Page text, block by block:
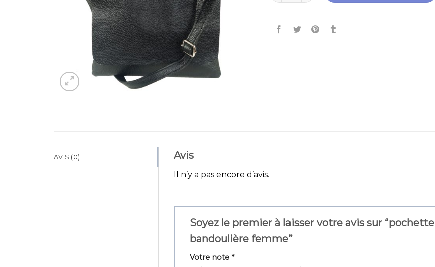
AVIS (0) Avis
Il n’y a pas encore d’avis.
Soyez le premier à laisser votre avis sur “pochette
bandoulière femme”
Votre note *